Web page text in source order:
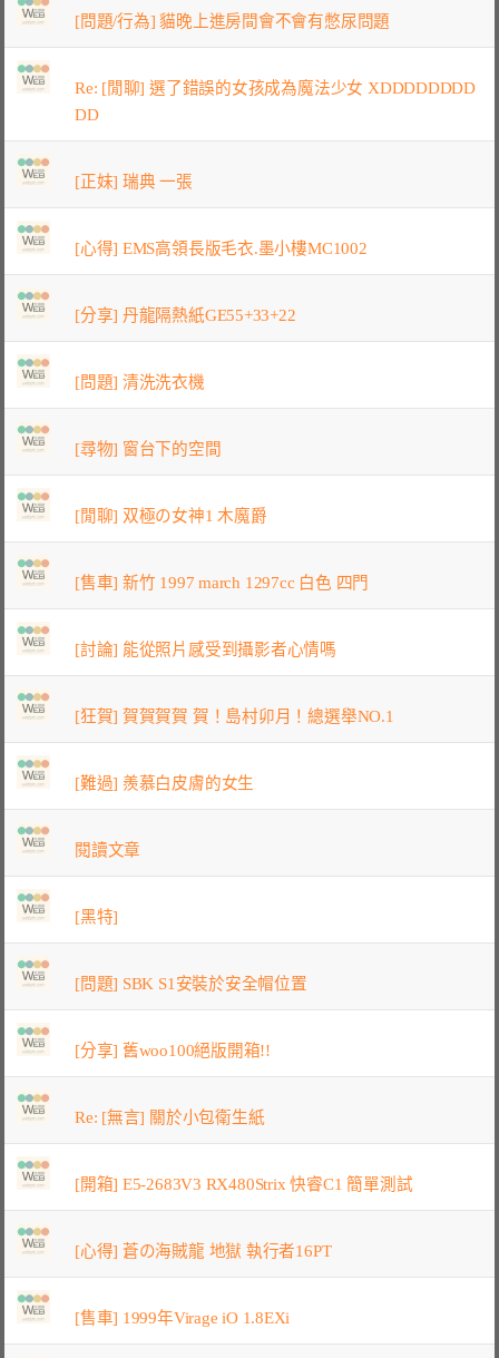
[問題/行為] 貓晚上進房間會不會有憋尿問題
Re: [閒聊] 選了錯誤的女孩成為魔法少女 XDDDDDDDD
DD
[正妹] 瑞典 一張
[心得] EMS高領長版毛衣.墨小樓MC1002
[分享] 丹龍隔熱紙GE55+33+22
[問題] 清洗洗衣機
[尋物] 窗台下的空間
[閒聊] 双極の女神1 木魔爵
[售車] 新竹 1997 march 1297cc 白色 四門
[討論] 能從照片感受到攝影者心情嗎
[狂賀] 賀賀賀賀 賀！島村卯月！總選舉NO.1
[難過] 羨慕白皮膚的女生
閱讀文章
[黑特]
[問題] SBK S1安裝於安全帽位置
[分享] 舊woo100絕版開箱!!
Re: [無言] 關於小包衛生紙
[開箱] E5-2683V3 RX480Strix 快睿C1 簡單測試
[心得] 蒼の海賊龍 地獄 執行者16PT
[售車] 1999年Virage iO 1.8EXi